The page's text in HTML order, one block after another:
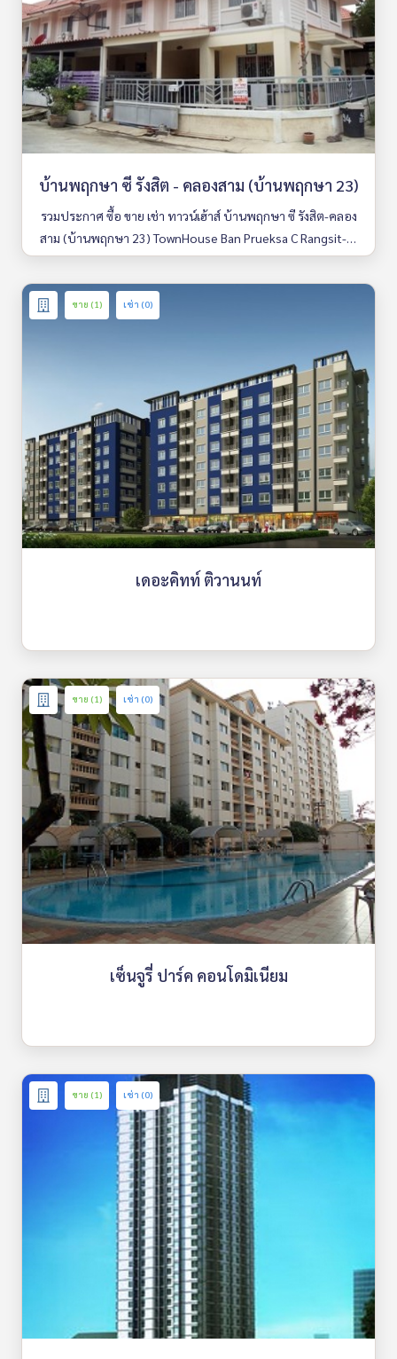
บ้านพฤกษา ซี รังสิต - คลองสาม (บ้านพฤกษา 23)
รวมประกาศ ซื้อ ขาย เช่า ทาวน์เฮ้าส์ บ้านพฤกษา ซี รังสิต-คลอง
สาม (บ้านพฤกษา 23) TownHouse Ban Prueksa C Rangsit-Kl
ong 3 (Banprueksa 23) มีให้เลือกหลายห้อง รายละเอียดครบ ค้
นหาง่าย อัพเดททุกวัน
ขาย (1) เช่า (0)
เดอะคิทท์ ติวานนท์
ขาย (1) เช่า (0)
เซ็นจูรี่ ปาร์ค คอนโดมิเนียม
ขาย (1) เช่า (0)